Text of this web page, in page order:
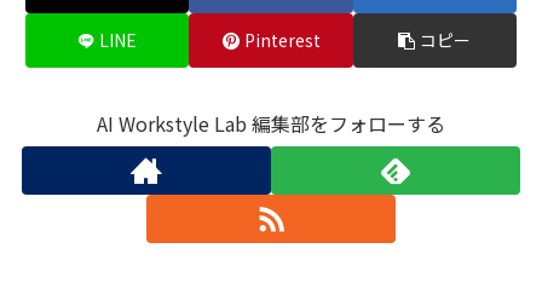
LINE Pinterest コピー
AI Workstyle Lab 編集部をフォローする